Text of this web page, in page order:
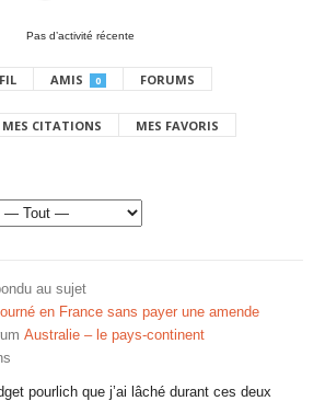
Pas d’activité récente
AMIS 0 FORUMS
MES CITATIONS MES FAVORIS
au sujet
en France sans payer une amende
Australie – le pays-continent
pourlich que j’ai lâché durant ces deux